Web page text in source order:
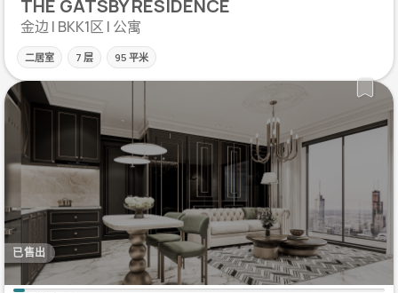
THE GATSBY RESIDENCE
金边 | BKK1区 | 公寓
二居室 7 层 95 平米
已售出